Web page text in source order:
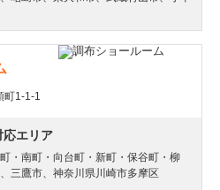
1-1-1
応エリア
・南町・向台町・新町・保谷町・柳
三鷹市、神奈川県川崎市多摩区